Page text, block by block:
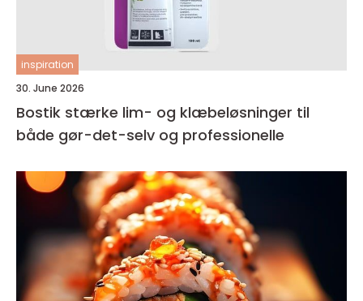
inspiration
30. June 2026
Bostik stærke lim- og klæbeløsninger til
både gør-det-selv og professionelle